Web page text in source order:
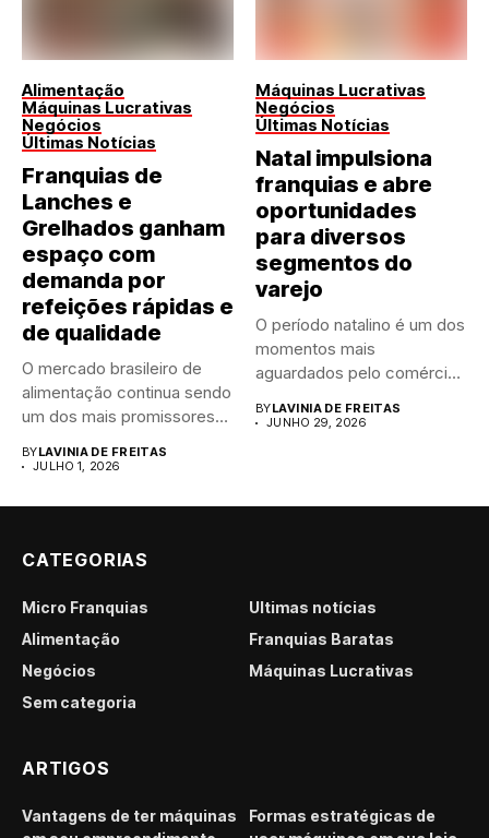
Alimentação
Máquinas Lucrativas
Negócios
Últimas Notícias
Franquias de
Lanches e
Grelhados ganham
espaço com
demanda por
refeições rápidas e
de qualidade
O mercado brasileiro de
alimentação continua sendo
um dos mais promissores
BYLAVINIA DE FREITAS
JULHO 1, 2026
Máquinas Lucrativas
Negócios
Últimas Notícias
Natal impulsiona
franquias e abre
oportunidades
para diversos
segmentos do
varejo
O período natalino é um dos
momentos mais
aguardados pelo comércio
BYLAVINIA DE FREITAS
JUNHO 29, 2026
CATEGORIAS
Micro Franquias
Últimas notícias
Alimentação
Franquias Baratas
Negócios
Máquinas Lucrativas
Sem categoria
ARTIGOS
Vantagens de ter máquinas
Formas estratégicas de